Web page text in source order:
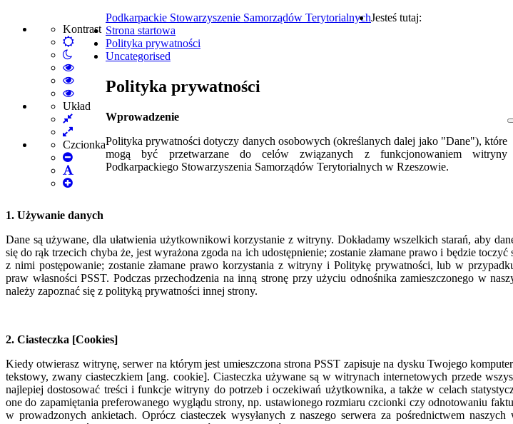
Kontrast
Default
mode
Włącz
tryb
nocny
High
Contrast
Black
White
High
Contrast
Black
High
Contrast
mode
Układ
Fixed
layout
Wide
layout
Czcionka
Set
Smaller
Font
Set
Podkarpackie Stowarzyszenie Samorządów TerytorialnychJesteś tutaj:
Strona startowa
Polityka prywatności
Uncategorised
Polityka prywatności
Wprowadzenie
Polityka prywatności dotyczy danych osobowych (określanych dalej jako "Dane"), które
mogą być przetwarzane do celów związanych z funkcjonowaniem witryny
Podkarpackiego Stowarzyszenia Samorządów Terytorialnych w Rzeszowie.
1. Używanie danych
Dane są używane, dla ułatwienia użytkownikowi korzystanie z witryny. Dokładamy wszelkich starań, aby
się do rąk trzecich chyba że, jest wyrażona zgoda na ich udostępnienie; zostanie złamane prawo i będzie toczyć
z nimi postępowanie; zostanie złamane prawo korzystania z witryny i Politykę prywatności, lub w
praw własności PSST. Podczas przechodzenia na inną stronę przy użyciu odnośnika zamieszczonego w
należy zapoznać się z polityką prywatności innej strony.
2. Ciasteczka [Cookies]
Kiedy otwierasz witrynę, serwer na którym jest umieszczona strona PSST zapisuje na dysku Twojego
tekstowy, zwany ciasteczkiem [ang. cookie]. Ciasteczka używane są w witrynach internetowych przede
najlepiej dostosować treści i funkcje witryny do potrzeb i oczekiwań użytkownika, a także w celach
one do zapamiętania preferowanego wyglądu strony, np. ustawionego rozmiaru czcionki czy odnotowaniu faktu
w prowadzonych ankietach. Oprócz ciasteczek wysyłanych z naszego serwera za pośrednictwem